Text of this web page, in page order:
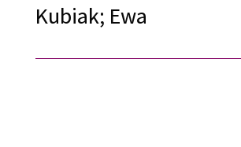
Kubiak; Ewa